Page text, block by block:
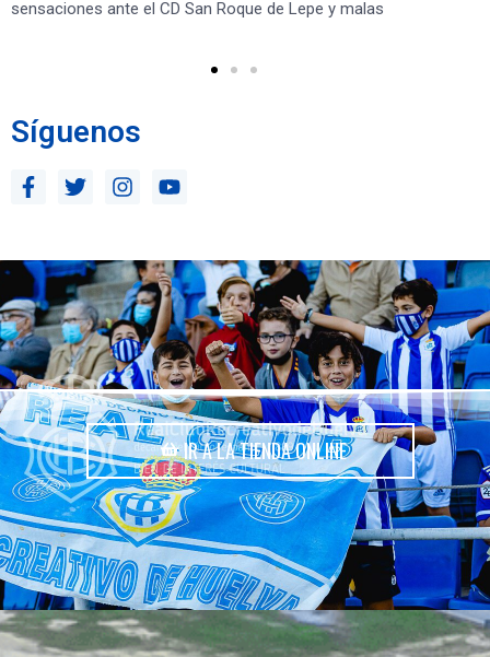
sensaciones ante el CD San Roque de Lepe y malas
Síguenos
IR A LA TIENDA ONLINE